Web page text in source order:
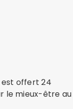
offert 24
le mieux-être au